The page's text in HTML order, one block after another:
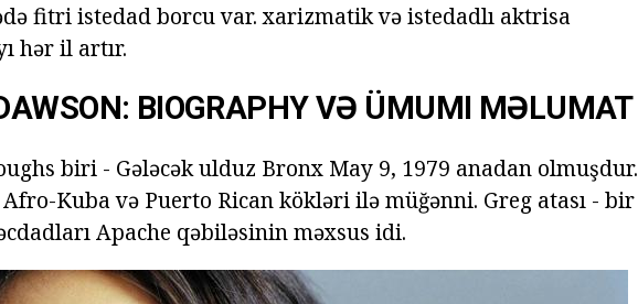
fitri istedad borcu var. xarizmatik və istedadlı aktrisa
hər il artır.
BIOGRAPHY VƏ ÜMUMI MƏLUMAT
biri - Gələcək ulduz Bronx May 9, 1979 anadan olmuşdur.
Afro-Kuba və Puerto Rican kökləri ilə müğənni. Greg atası - bir
Apache qəbiləsinin məxsus idi.